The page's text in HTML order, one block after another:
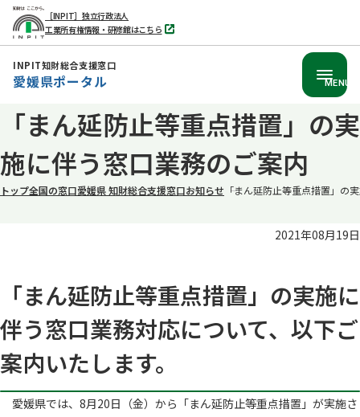
へ
移
［INPIT］独立行政法人
工業所有権情報・研修館はこちら
別
タ
INPIT知財総合支援窓口
愛媛県ポータル MENU
「まん延防止等重点措置」の実
施に伴う窓口業務のご案内
トップ全国の窓口愛媛県 知財総合支援窓口お知らせ 「まん延防止等重点措置」の
2021年08月19日
「まん延防止等重点措置」の実施に
伴う窓口業務対応について、以下ご
案内いたします。
愛媛県では、8月20日（金）から「まん延防止等重点措置」が実施さ